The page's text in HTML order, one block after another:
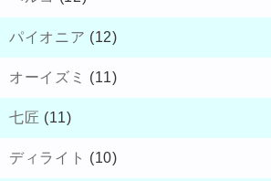
パイオニア (12)
オーイズミ (11)
七匠 (11)
ディライト (10)